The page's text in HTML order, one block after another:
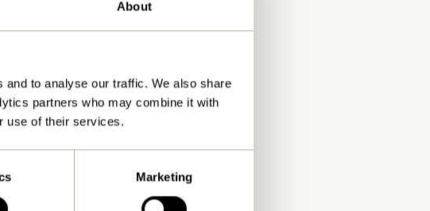
About
to analyse our traffic. We also share
partners who may combine it with
use of their services.
Marketing